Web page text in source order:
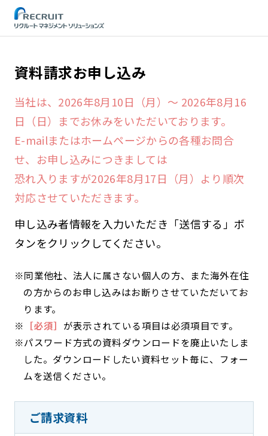
資料請求お申し込み
当社は、2026年8月10日（月）～ 2026年8月16
日（日）までお休みをいただいております。
E-mailまたはホームページからの各種お問合
せ、お申し込みにつきましては
恐れ入りますが2026年8月17日（月）より順次
対応させていただきます。
申し込み者情報を入力いただき「送信する」ボ
タンをクリックしてください。
※同業他社、法人に属さない個人の方、また海外在住
の方からのお申し込みはお断りさせていただいてお
ります。
※ ［必須］ が表示されている項目は必須項目です。
※パスワード方式の資料ダウンロードを廃止いたしま
した。ダウンロードしたい資料セット毎に、フォー
ムを送信ください。
ご請求資料